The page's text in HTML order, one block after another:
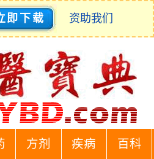
即下载 资助我们
方剂 疾病 百科